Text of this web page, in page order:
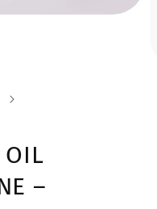
OIL
–